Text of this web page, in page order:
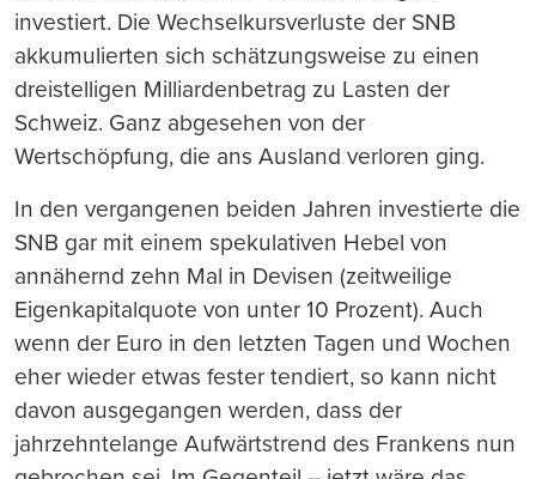
investiert. Die Wechselkursverluste der SNB
akkumulierten sich schätzungsweise zu einen
dreistelligen Milliardenbetrag zu Lasten der
Schweiz. Ganz abgesehen von der
Wertschöpfung, die ans Ausland verloren ging.
In den vergangenen beiden Jahren investierte die
SNB gar mit einem spekulativen Hebel von
annähernd zehn Mal in Devisen (zeitweilige
Eigenkapitalquote von unter 10 Prozent). Auch
wenn der Euro in den letzten Tagen und Wochen
eher wieder etwas fester tendiert, so kann nicht
davon ausgegangen werden, dass der
jahrzehntelange Aufwärtstrend des Frankens nun